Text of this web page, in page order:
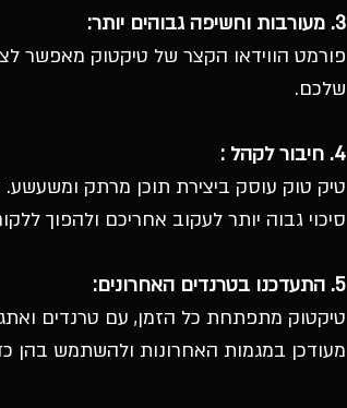
3. מעורבות וחשיפה גבוהים יותר:
פורמט הווידאו הקצר של טיקטוק מאפשר
שלכם.
4. חיבור לקהל :
טיק טוק עוסק ביצירת תוכן מרתק
סיכוי גבוה יותר לעקוב אחריכם ולהפוך
5. התעדכנו בטרנדים האחרונים:
טיקטוק מתפתחת כל הזמן, עם טרנדים
מעודכן במגמות האחרונות ולהשתמש בהן